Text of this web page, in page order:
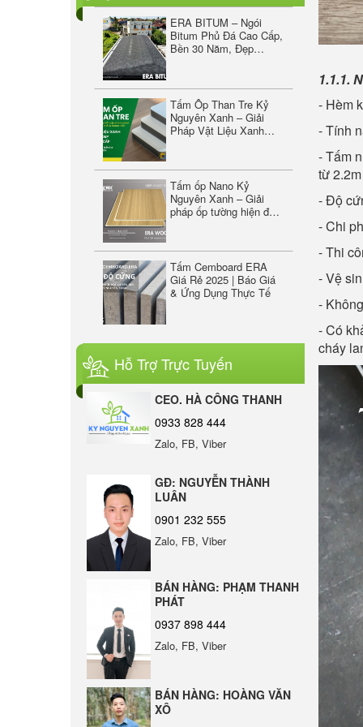
1.1.1.
- Hèm
- Tính
- Tấm
từ
- Độ
- Chi
- Thi
- Vệ
-
- Có
cháy
ERASIL SILICONE SEALANT
A500 - KEO TRUNG TÍNH
Sàn gỗ ngoài trời vân 2D màu
vàng
LMP20 - 13
Tấm Ốp Than Tre Kỷ
Nguyên Xanh – Giải
Pháp Vật Liệu Xanh
Tấm ốp Nano Kỷ
Nguyên Xanh – Giải
pháp ốp tường hiện đại,
Tấm Cemboard ERA
Giá Rẻ 2025 | Báo Giá
& Ứng Dụng Thực Tế
Gỗ nhựa phủ ASA
ERAWOOD – Giải pháp
ốp lát ngoài trời bền
ERA WOOD W100-B07
– Gỗ Nhựa Ngoài Trời
Phủ ASA Cao Cấp |
Sang Trọng – Bền Bỉ –
Chống Bay Màu
Ngói Bitum Phủ Đá
ERA BITUM | Giải Pháp
Thấm Cao Cấp Tại Đà
Nẵng
Keo Đa Năng Dán Tấm
Than Tre ERABOND
E550
Những Ưu Nhược Điểm
Hỗ Trợ Trực Tuyến
CEO. HÀ CÔNG THANH
0933 828 444
Zalo, FB, Viber
GĐ: NGUYỄN THÀNH
LUÂN
0901 232 555
Zalo, FB, Viber
BÁN HÀNG: PHẠM THANH
PHÁT
0937 898 444
Zalo, FB, Viber
BÁN HÀNG: HOÀNG VĂN
XÔ